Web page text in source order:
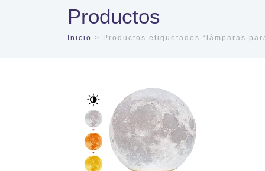
Productos
Inicio > Productos etiquetados “lámparas